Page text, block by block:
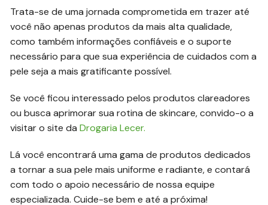
Trata-se de uma jornada comprometida em trazer até
você não apenas produtos da mais alta qualidade,
como também informações confiáveis e o suporte
necessário para que sua experiência de cuidados com a
pele seja a mais gratificante possível.
Se você ficou interessado pelos produtos clareadores
ou busca aprimorar sua rotina de skincare, convido-o a
visitar o site daDrogaria Lecer.
Lá você encontrará uma gama de produtos dedicados
a tornar a sua pele mais uniforme e radiante, e contará
com todo o apoio necessário de nossa equipe
especializada. Cuide-se bem e até a próxima!